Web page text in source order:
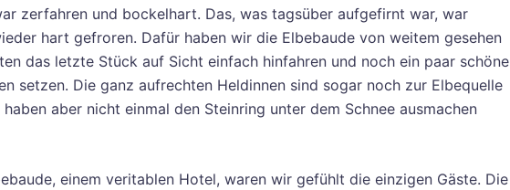
zerfahren und bockelhart. Das, was tagsüber aufgefirnt war, war
hart gefroren. Dafür haben wir die Elbebaude von weitem gesehen
das letzte Stück auf Sicht einfach hinfahren und noch ein paar schöne
setzen. Die ganz aufrechten Heldinnen sind sogar noch zur Elbequelle
haben aber nicht einmal den Steinring unter dem Schnee ausmachen
einem veritablen Hotel, waren wir gefühlt die einzigen Gäste. Die